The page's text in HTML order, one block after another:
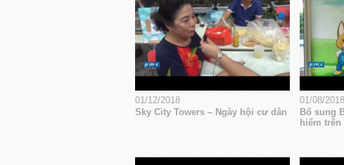
01/12/2018
Sky City Towers – Ngày hội cư dân
01/08/2018
Bổ sung
hiểm